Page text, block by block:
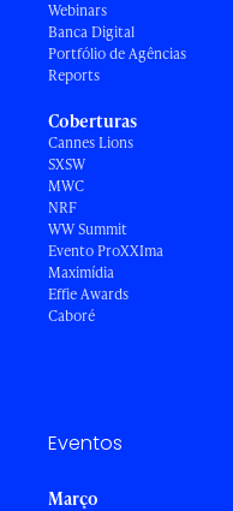
Webinars
Banca Digital
Portfólio de Agências
Reports
Coberturas
Cannes Lions
SXSW
MWC
NRF
WW Summit
Evento ProXXIma
Maximídia
Effie Awards
Caboré
Eventos
Março